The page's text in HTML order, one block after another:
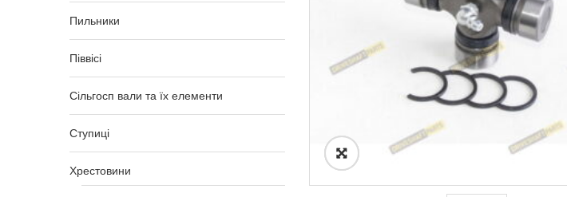
Пильники
Піввісі
Сільгосп вали та їх елементи
Ступиці
Хрестовини